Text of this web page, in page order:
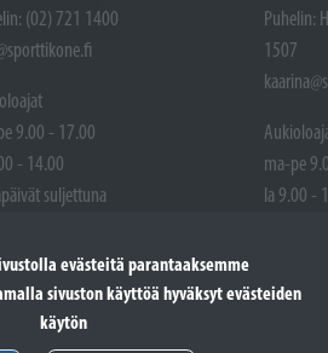
evästeitä parantaaksemme
sivuston käyttöä hyväksyt evästeiden
käytön
(02) 721 1400
9.00 - 17.00
- 14.00
suljettuna
(02) 721 1407
vastaanotto: 02 7211405
Puhelin:
1507
ma-pe
la 9.00 -